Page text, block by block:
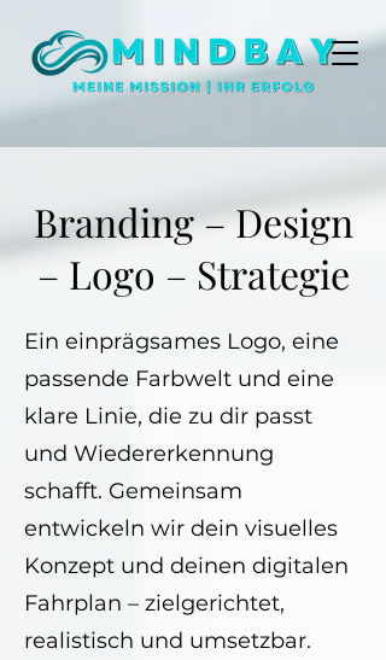
Branding – Design
– Logo – Strategie
Ein einprägsames Logo, eine
passende Farbwelt und eine
klare Linie, die zu dir passt
und Wiedererkennung
schafft. Gemeinsam
entwickeln wir dein visuelles
Konzept und deinen digitalen
Fahrplan – zielgerichtet,
realistisch und umsetzbar.